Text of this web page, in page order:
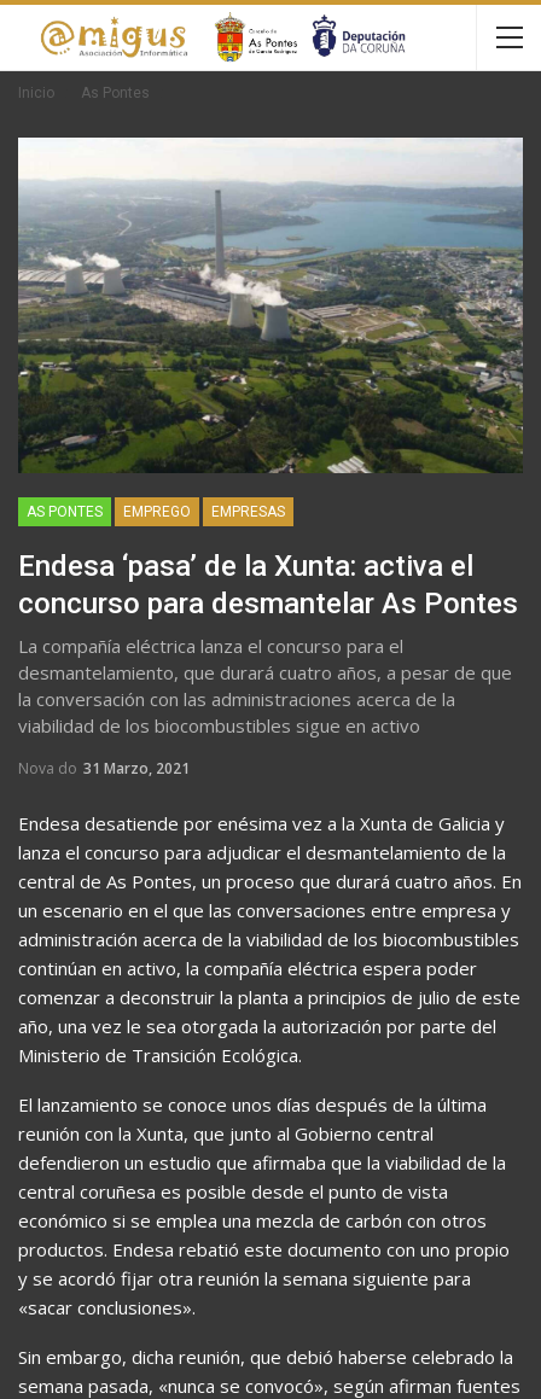
Inicio As Pontes
AS PONTES EMPREGO EMPRESAS
Endesa ‘pasa’ de la Xunta: activa el
concurso para desmantelar As Pontes
La compañía eléctrica lanza el concurso para el
desmantelamiento, que durará cuatro años, a pesar de que
la conversación con las administraciones acerca de la
viabilidad de los biocombustibles sigue en activo
Nova do 31 Marzo, 2021
Endesa desatiende por enésima vez a la Xunta de Galicia y
lanza el concurso para adjudicar el desmantelamiento de la
central de As Pontes, un proceso que durará cuatro años. En
un escenario en el que las conversaciones entre empresa y
administración acerca de la viabilidad de los biocombustibles
continúan en activo, la compañía eléctrica espera poder
comenzar a deconstruir la planta a principios de julio de este
año, una vez le sea otorgada la autorización por parte del
Ministerio de Transición Ecológica.
El lanzamiento se conoce unos días después de la última
reunión con la Xunta, que junto al Gobierno central
defendieron un estudio que afirmaba que la viabilidad de la
central coruñesa es posible desde el punto de vista
económico si se emplea una mezcla de carbón con otros
productos. Endesa rebatió este documento con uno propio
y se acordó fijar otra reunión la semana siguiente para
«sacar conclusiones».
Sin embargo, dicha reunión, que debió haberse celebrado la
semana pasada, «nunca se convocó», según afirman fuentes